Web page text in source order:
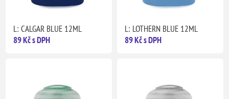
L: CALGAR BLUE 12ML
89 Kč s DPH
L: LOTHERN BLUE 12ML
89 Kč s DPH